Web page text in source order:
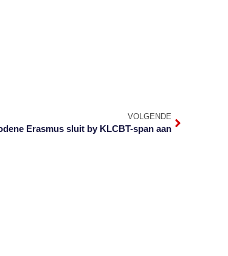
VOLGENDE
Erasmus sluit by KLCBT-span aan